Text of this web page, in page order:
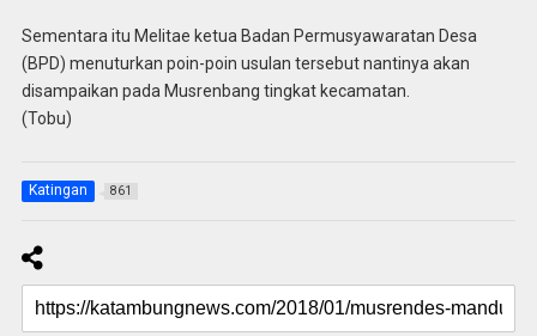
Sementara itu Melitae ketua Badan Permusyawaratan Desa
(BPD) menuturkan poin-poin usulan tersebut nantinya akan
disampaikan pada Musrenbang tingkat kecamatan.
(Tobu)
Katingan 861